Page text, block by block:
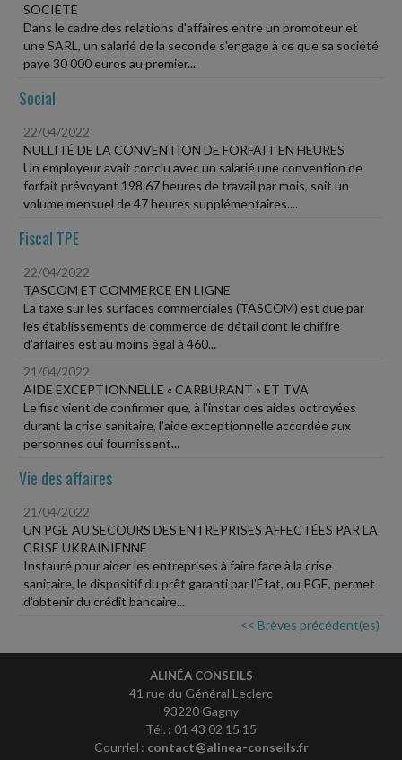
SOCIÉTÉ
Dans le cadre des relations d'affaires entre un promoteur et
une SARL, un salarié de la seconde s'engage à ce que sa société
paye 30 000 euros au premier....
Social
22/04/2022
NULLITÉ DE LA CONVENTION DE FORFAIT EN HEURES
Un employeur avait conclu avec un salarié une convention de
forfait prévoyant 198,67 heures de travail par mois, soit un
volume mensuel de 47 heures supplémentaires....
Fiscal TPE
22/04/2022
TASCOM ET COMMERCE EN LIGNE
La taxe sur les surfaces commerciales (TASCOM) est due par
les établissements de commerce de détail dont le chiffre
d'affaires est au moins égal à 460...
21/04/2022
AIDE EXCEPTIONNELLE « CARBURANT » ET TVA
Le fisc vient de confirmer que, à l'instar des aides octroyées
durant la crise sanitaire, l'aide exceptionnelle accordée aux
personnes qui fournissent...
Vie des affaires
21/04/2022
UN PGE AU SECOURS DES ENTREPRISES AFFECTÉES PAR LA
CRISE UKRAINIENNE
Instauré pour aider les entreprises à faire face à la crise
sanitaire, le dispositif du prêt garanti par l'État, ou PGE, permet
d'obtenir du crédit bancaire...
<< Brèves précédent(es)
ALINÉA CONSEILS
41 rue du Général Leclerc
93220 Gagny
Tél. : 01 43 02 15 15
Courriel : contact@alinea-conseils.fr